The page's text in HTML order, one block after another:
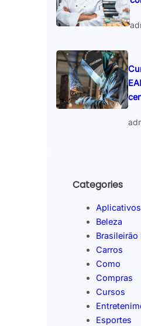
Categories
Aplicativos
Beleza
Brasileirão
Carros
Como
Compras
Cursos
Esportes